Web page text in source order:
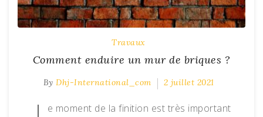
Travaux
Comment enduire un mur de briques ?
By Dhj-International_com 2 juillet 2021
e moment de la finition est très important